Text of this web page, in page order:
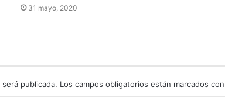
31 mayo, 2020
publicada. Los campos obligatorios están marcados con